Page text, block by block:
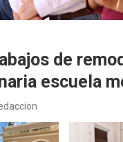
de
escuela